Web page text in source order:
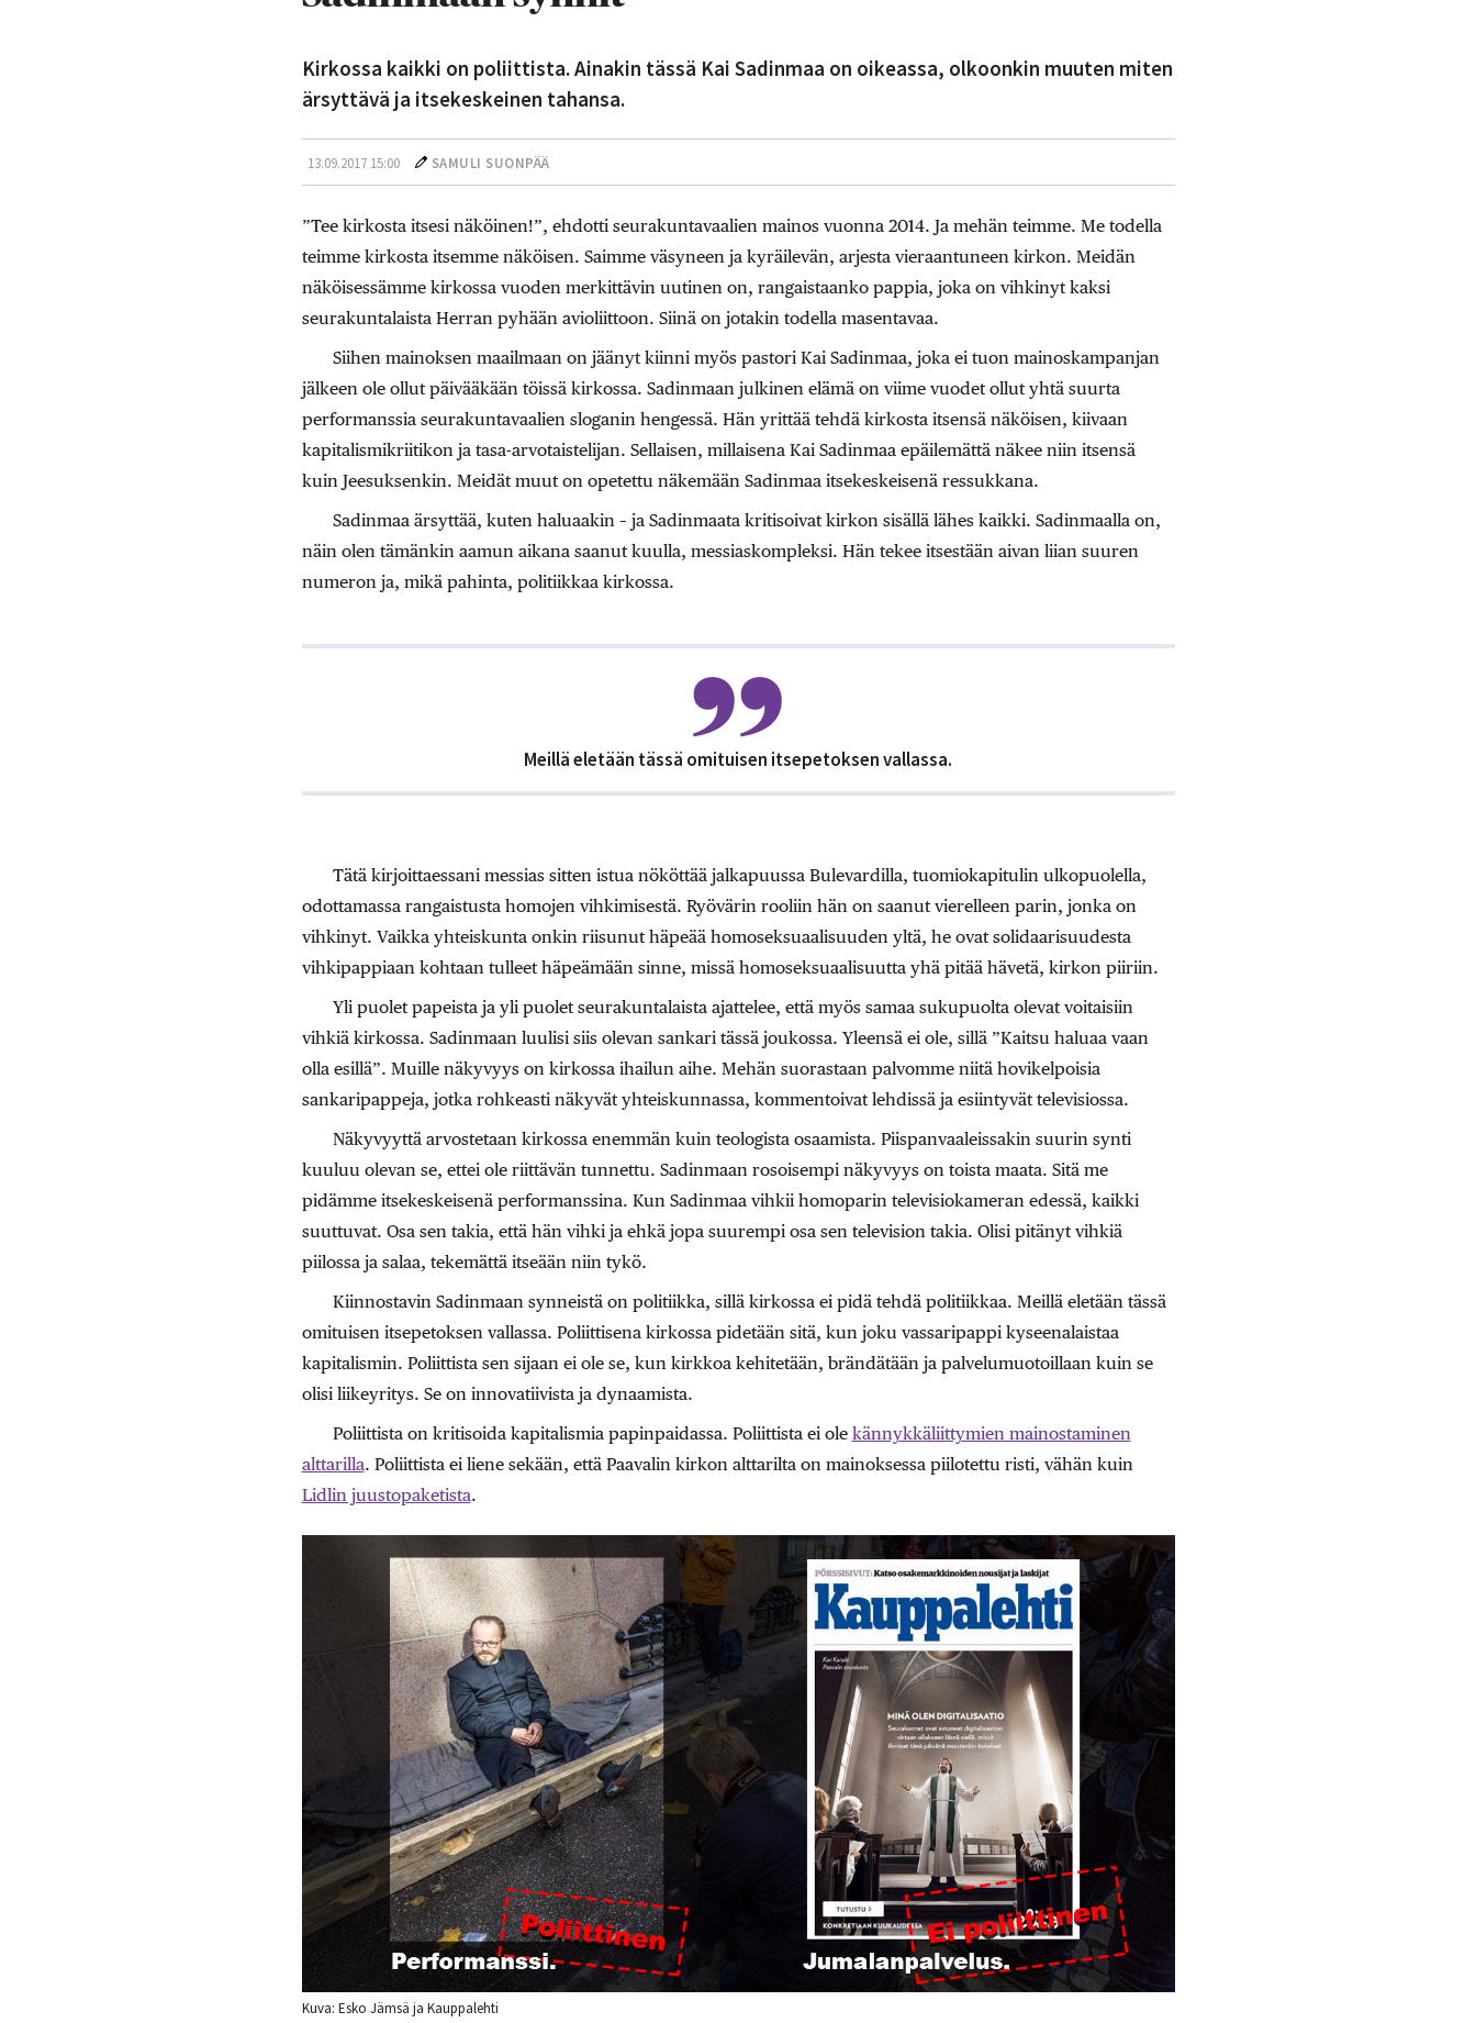
Kirkossa kaikki on poliittista. Ainakin tässä Kai Sadinmaa on oikeassa, olkoonkin muuten miten
ärsyttävä ja itsekeskeinen tahansa.
13.09.2017 15:00 SAMULI SUONPÄÄ
”Tee kirkosta itsesi näköinen!”, ehdotti seurakuntavaalien mainos vuonna 2014. Ja mehän teimme. Me todella
teimme kirkosta itsemme näköisen. Saimme väsyneen ja kyräilevän, arjesta vieraantuneen kirkon. Meidän
näköisessämme kirkossa vuoden merkittävin uutinen on, rangaistaanko pappia, joka on vihkinyt kaksi
seurakuntalaista Herran pyhään avioliittoon. Siinä on jotakin todella masentavaa.
Siihen mainoksen maailmaan on jäänyt kiinni myös pastori Kai Sadinmaa, joka ei tuon mainoskampanjan
jälkeen ole ollut päivääkään töissä kirkossa. Sadinmaan julkinen elämä on viime vuodet ollut yhtä suurta
performanssia seurakuntavaalien sloganin hengessä. Hän yrittää tehdä kirkosta itsensä näköisen, kiivaan
kapitalismikriitikon ja tasa-arvotaistelijan. Sellaisen, millaisena Kai Sadinmaa epäilemättä näkee niin itsensä
kuin Jeesuksenkin. Meidät muut on opetettu näkemään Sadinmaa itsekeskeisenä ressukkana.
Sadinmaa ärsyttää, kuten haluaakin – ja Sadinmaata kritisoivat kirkon sisällä lähes kaikki. Sadinmaalla on,
näin olen tämänkin aamun aikana saanut kuulla, messiaskompleksi. Hän tekee itsestään aivan liian suuren
numeron ja, mikä pahinta, politiikkaa kirkossa.
Meillä eletään tässä omituisen itsepetoksen vallassa.
Tätä kirjoittaessani messias sitten istua nököttää jalkapuussa Bulevardilla, tuomiokapitulin ulkopuolella,
odottamassa rangaistusta homojen vihkimisestä. Ryövärin rooliin hän on saanut vierelleen parin, jonka on
vihkinyt. Vaikka yhteiskunta onkin riisunut häpeää homoseksuaalisuuden yltä, he ovat solidaarisuudesta
vihkipappiaan kohtaan tulleet häpeämään sinne, missä homoseksuaalisuutta yhä pitää hävetä, kirkon piiriin.
Yli puolet papeista ja yli puolet seurakuntalaista ajattelee, että myös samaa sukupuolta olevat voitaisiin
vihkiä kirkossa. Sadinmaan luulisi siis olevan sankari tässä joukossa. Yleensä ei ole, sillä ”Kaitsu haluaa vaan
olla esillä”. Muille näkyvyys on kirkossa ihailun aihe. Mehän suorastaan palvomme niitä hovikelpoisia
sankaripappeja, jotka rohkeasti näkyvät yhteiskunnassa, kommentoivat lehdissä ja esiintyvät televisiossa.
Näkyvyyttä arvostetaan kirkossa enemmän kuin teologista osaamista. Piispanvaaleissakin suurin synti
kuuluu olevan se, ettei ole riittävän tunnettu. Sadinmaan rosoisempi näkyvyys on toista maata. Sitä me
pidämme itsekeskeisenä performanssina. Kun Sadinmaa vihkii homoparin televisiokameran edessä, kaikki
suuttuvat. Osa sen takia, että hän vihki ja ehkä jopa suurempi osa sen television takia. Olisi pitänyt vihkiä
piilossa ja salaa, tekemättä itseään niin tykö.
Kiinnostavin Sadinmaan synneistä on politiikka, sillä kirkossa ei pidä tehdä politiikkaa. Meillä eletään tässä
omituisen itsepetoksen vallassa. Poliittisena kirkossa pidetään sitä, kun joku vassaripappi kyseenalaistaa
kapitalismin. Poliittista sen sijaan ei ole se, kun kirkkoa kehitetään, brändätään ja palvelumuotoillaan kuin se
olisi liikeyritys. Se on innovatiivista ja dynaamista.
Poliittista on kritisoida kapitalismia papinpaidassa. Poliittista ei ole kännykkäliittymien mainostaminen
alttarilla. Poliittista ei liene sekään, että Paavalin kirkon alttarilta on mainoksessa piilotettu risti, vähän kuin
Lidlin juustopaketista.
Kuva: Esko Jämsä ja Kauppalehti